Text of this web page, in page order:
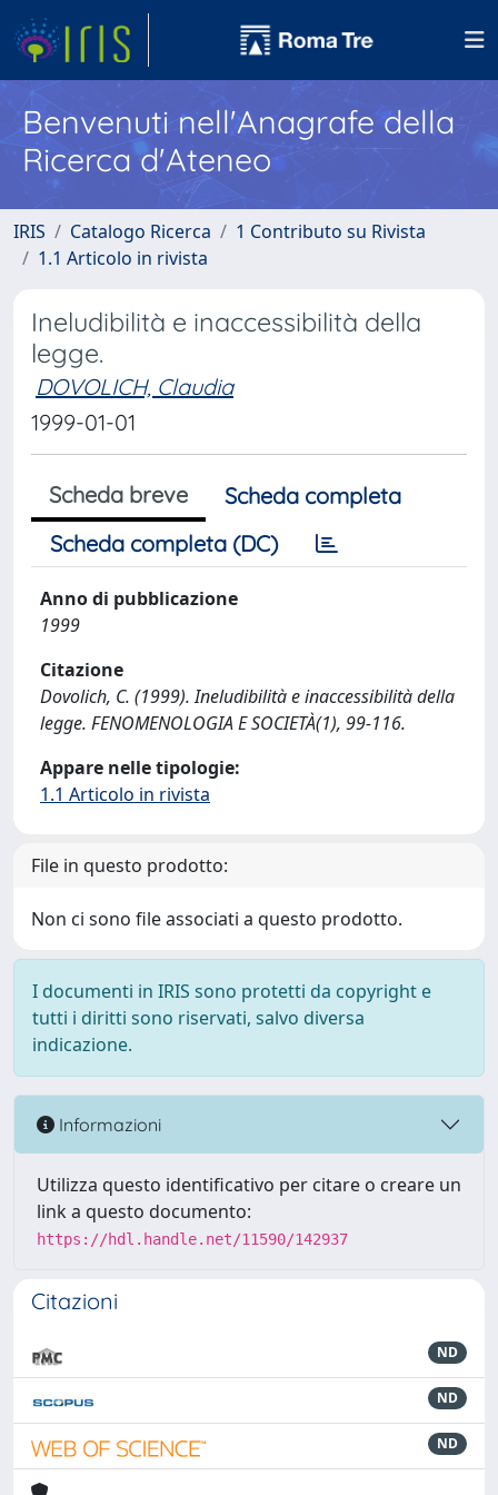
Benvenuti nell'Anagrafe della
Ricerca d'Ateneo
IRIS Catalogo Ricerca
1 Contributo su Rivista
1.1 Articolo in rivista
Ineludibilità e inaccessibilità della
legge.
DOVOLICH, Claudia
1999-01-01
Scheda breve
Scheda completa
Scheda completa (DC)
Anno di pubblicazione
1999
Citazione
Dovolich, C. (1999). Ineludibilità e inaccessibilità della
legge. FENOMENOLOGIA E SOCIETÀ(1), 99-116.
Appare nelle tipologie:
1.1 Articolo in rivista
File in questo prodotto:
Non ci sono file associati a questo prodotto.
I documenti in IRIS sono protetti da copyright e
tutti i diritti sono riservati, salvo diversa
indicazione.
Informazioni
Utilizza questo identificativo per citare o creare un
link a questo documento:
https://hdl.handle.net/11590/142937
Citazioni
ND
ND
ND